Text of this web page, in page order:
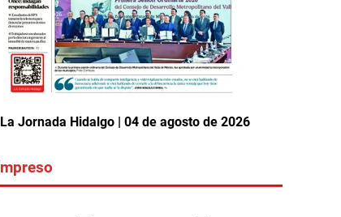
La Jornada Hidalgo | 04 de agosto de 2026
Impreso